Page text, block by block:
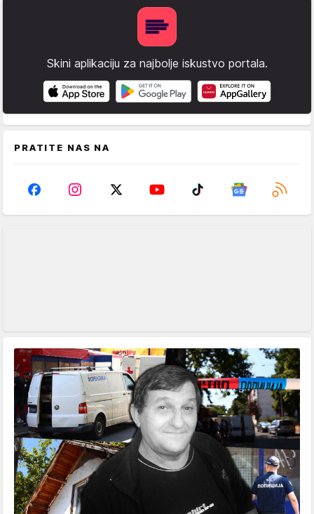
Skini aplikaciju za najbolje iskustvo portala.
PRATITE NAS NA